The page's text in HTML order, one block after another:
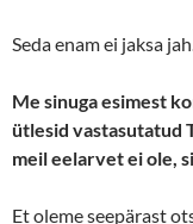
Seda enam ei jaksa
Me sinuga esimest
ütlesid vastasutatud
meil eelarvet ei ole,
Et oleme seepärast